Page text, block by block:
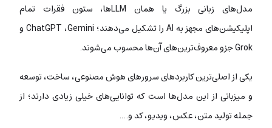
مدل‌های زبانی بزرگ یا همان LLMها، ستون فقرات تمام
اپلیکیشن‌های مجهز به AI را تشکیل می‌دهند؛ ChatGPT ،Gemini و
Grok جزو معروف‌ترین‌های آن‌ها محسوب می‌شوند.
یکی از اصلی‌ترین کاربردهای سرورهای هوش مصنوعی، ساخت، توسعه
و میزبانی از این مدل‌ها است که توانایی‌های خیلی زیادی دارند؛ از
جمله تولید متن، عکس، ویدیو، کد و….